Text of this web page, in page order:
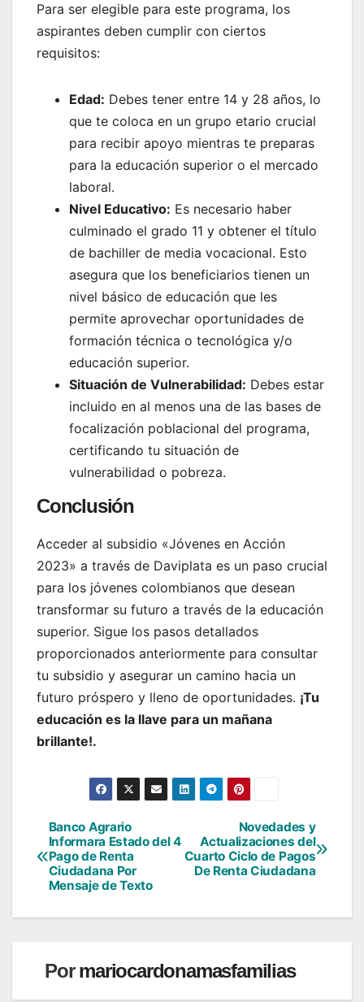
Para ser elegible para este programa, los
aspirantes deben cumplir con ciertos
requisitos:
Edad: Debes tener entre 14 y 28 años, lo
que te coloca en un grupo etario crucial
para recibir apoyo mientras te preparas
para la educación superior o el mercado
laboral.
Nivel Educativo: Es necesario haber
culminado el grado 11 y obtener el título
de bachiller de media vocacional. Esto
asegura que los beneficiarios tienen un
nivel básico de educación que les
permite aprovechar oportunidades de
formación técnica o tecnológica y/o
educación superior.
Situación de Vulnerabilidad: Debes estar
incluido en al menos una de las bases de
focalización poblacional del programa,
certificando tu situación de
vulnerabilidad o pobreza.
Conclusión
Acceder al subsidio «Jóvenes en Acción
2023» a través de Daviplata es un paso crucial
para los jóvenes colombianos que desean
transformar su futuro a través de la educación
superior. Sigue los pasos detallados
proporcionados anteriormente para consultar
tu subsidio y asegurar un camino hacia un
futuro próspero y lleno de oportunidades. ¡Tu
educación es la llave para un mañana
brillante!.
Navegación
de
entradas
Novedades y
Actualizaciones del
Cuarto Ciclo de Pagos
De Renta Ciudadana
Banco Agrario
Informara Estado del 4
Pago de Renta
Ciudadana Por
Mensaje de Texto
Pormariocardonamasfamilias